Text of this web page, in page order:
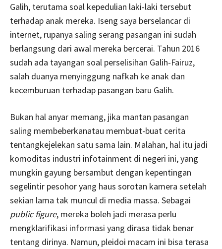
Galih, terutama soal kepedulian laki-laki tersebut
terhadap anak mereka. Iseng saya berselancar di
internet, rupanya saling serang pasangan ini sudah
berlangsung dari awal mereka bercerai. Tahun 2016
sudah ada tayangan soal perselisihan Galih-Fairuz,
salah duanya menyinggung nafkah ke anak dan
kecemburuan terhadap pasangan baru Galih.
Bukan hal anyar memang, jika mantan pasangan
saling membeberkanatau membuat-buat cerita
tentangkejelekan satu sama lain. Malahan, hal itu jadi
komoditas industri infotainment di negeri ini, yang
mungkin gayung bersambut dengan kepentingan
segelintir pesohor yang haus sorotan kamera setelah
sekian lama tak muncul di media massa. Sebagai
public figure, mereka boleh jadi merasa perlu
mengklarifikasi informasi yang dirasa tidak benar
tentang dirinya. Namun, pleidoi macam ini bisa terasa